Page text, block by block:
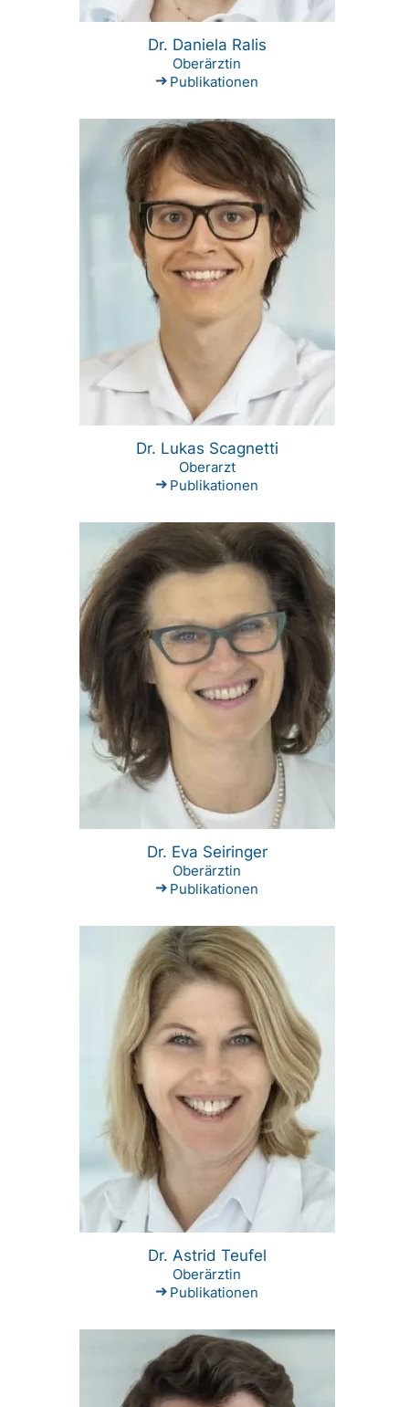
Dr. Daniela Ralis
Oberärztin
Publikationen
Dr. Lukas Scagnetti
Oberarzt
Publikationen
Dr. Eva Seiringer
Oberärztin
Publikationen
Dr. Astrid Teufel
Oberärztin
Publikationen